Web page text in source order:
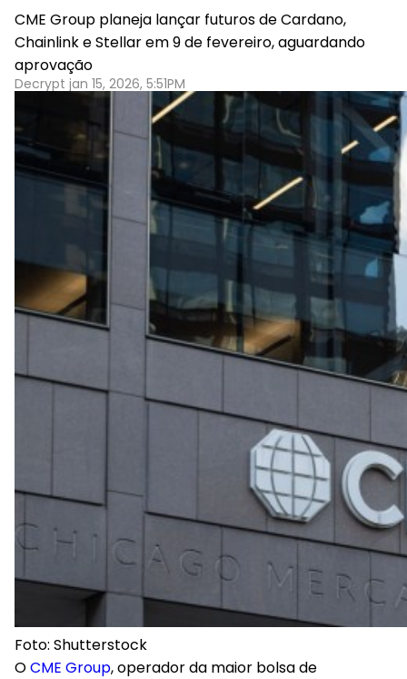
CME Group planeja lançar futuros de Cardano,
Chainlink e Stellar em 9 de fevereiro, aguardando
aprovação
Decrypt jan 15, 2026, 5:51PM
Foto: Shutterstock
OCME Group, operador da maior bolsa de